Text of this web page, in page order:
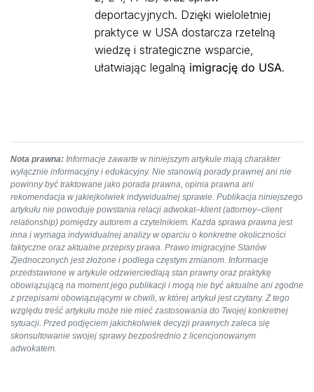
deportacyjnych. Dzięki wieloletniej
praktyce w USA dostarcza rzetelną
wiedzę i strategiczne wsparcie,
ułatwiając legalną imigrację do USA.
Nota prawna: Informacje zawarte w niniejszym artykule mają charakter
wyłącznie informacyjny i edukacyjny. Nie stanowią porady prawnej ani nie
powinny być traktowane jako porada prawna, opinia prawna ani
rekomendacja w jakiejkolwiek indywidualnej sprawie. Publikacja niniejszego
artykułu nie powoduje powstania relacji adwokat–klient (attorney–client
relationship) pomiędzy autorem a czytelnikiem. Każda sprawa prawna jest
inna i wymaga indywidualnej analizy w oparciu o konkretne okoliczności
faktyczne oraz aktualne przepisy prawa. Prawo imigracyjne Stanów
Zjednoczonych jest złożone i podlega częstym zmianom. Informacje
przedstawione w artykule odzwierciedlają stan prawny oraz praktykę
obowiązującą na moment jego publikacji i mogą nie być aktualne ani zgodne
z przepisami obowiązującymi w chwili, w której artykuł jest czytany. Z tego
względu treść artykułu może nie mieć zastosowania do Twojej konkretnej
sytuacji. Przed podjęciem jakichkolwiek decyzji prawnych zaleca się
skonsultowanie swojej sprawy bezpośrednio z licencjonowanym
adwokatem.